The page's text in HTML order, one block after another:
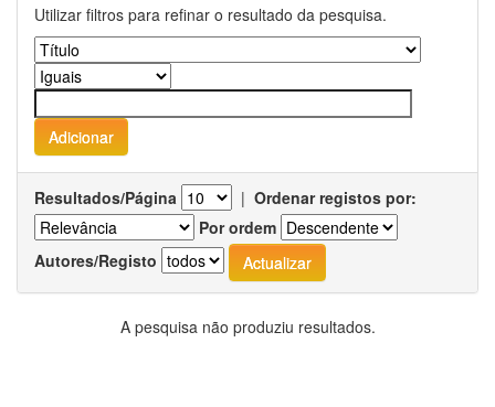
Utilizar filtros para refinar o resultado da pesquisa.
Resultados/Página | Ordenar registos por:
Por ordem
Autores/Registo
A pesquisa não produziu resultados.